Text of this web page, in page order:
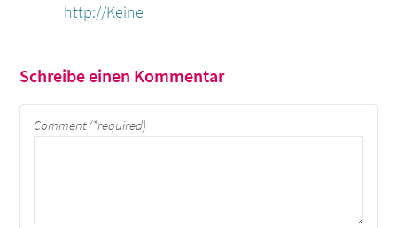
http://Keine
Schreibe einen Kommentar
Comment (*required)